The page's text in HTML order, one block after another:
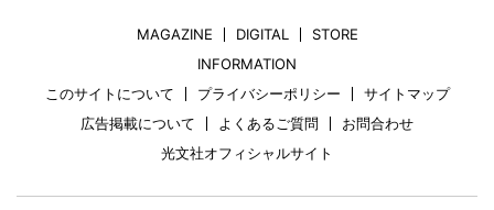
MAGAZINE DIGITAL
STORE
INFORMATION
このサイトについて
プライバシーポリシー
サイトマップ
広告掲載について
よくあるご質問
お問合わせ
光文社オフィシャルサイト